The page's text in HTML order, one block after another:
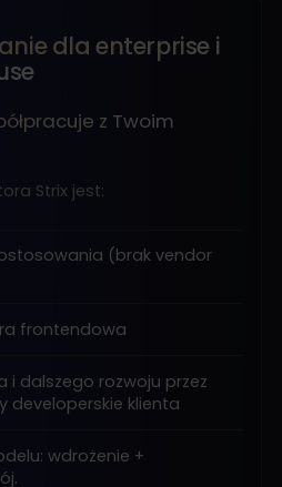
dla enterprise i
z Twoim
Strix jest:
(brak vendor
frontendowa
i dalszego rozwoju przez
developerskie klienta
wdrożenie +